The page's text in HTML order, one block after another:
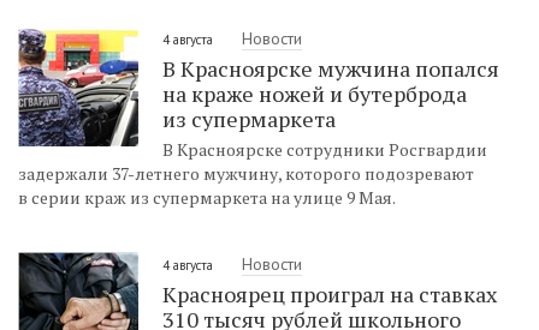
4 августа Новости
В Красноярске мужчина попался
на краже ножей и бутерброда
из супермаркета
В Красноярске сотрудники Росгвардии
задержали 37-летнего мужчину, которого подозревают
в серии краж из супермаркета на улице 9 Мая.
4 августа Новости
Красноярец проиграл на ставках
310 тысяч рублей школьного